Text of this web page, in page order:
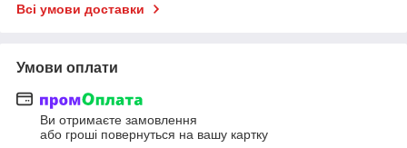
Всі умови доставки
Умови оплати
Ви отримаєте замовлення
або гроші повернуться на вашу картку